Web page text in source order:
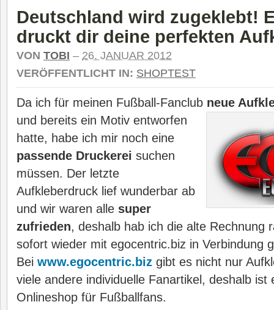
Deutschland wird zugeklebt!
druckt dir deine perfekten
VON TOBI – 26. JANUAR 2012
VERÖFFENTLICHT IN: SHOPTEST
Da ich für meinen Fußball-Fanclub neue
und bereits ein Motiv entworfen
hatte, habe ich mir noch eine
passende Druckerei suchen
müssen. Der letzte
Aufkleberdruck lief wunderbar ab
und wir waren alle super
zufrieden, deshalb hab ich die alte Rechnung
sofort wieder mit egocentric.biz in Verbindung
Bei www.egocentric.biz gibt es nicht nur
viele andere individuelle Fanartikel, deshalb ist
Onlineshop für Fußballfans.